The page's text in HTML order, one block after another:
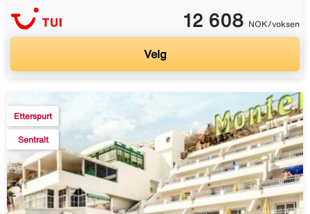
12 608 NOK/voksen
Velg
Etterspurt
Sentralt